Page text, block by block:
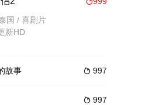
国 / 喜剧片
新HD
 997
故事
 997